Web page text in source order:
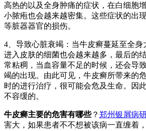
高热的以及全身肿痛的症状，在白细胞
小脓疱也会越来越密集。这些症状的出
等脏器器官的损伤。
4、导致心脏衰竭：当牛皮癣蔓延至全身
进入皮肤的细菌也会越来越多，最后的
常粘稠，当血容量不足的时候，还会导
竭的出现。由此可见，牛皮癣所带来的
时的进行治疗，很可能会危及生命。因
不容缓的。
牛皮癣主要的危害有哪些？ 郑州银屑病
害大，如果患者不不想被该病一直缠着